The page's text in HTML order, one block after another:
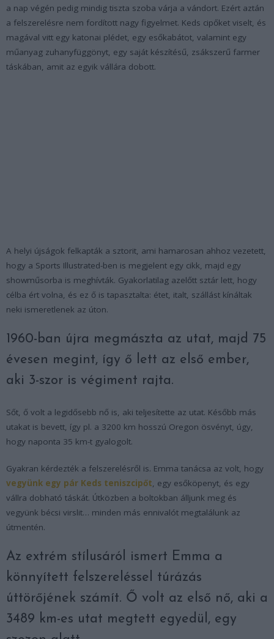
a nap végén pedig mindig tiszta szoba várja a vándort. Ezért aztán
a felszerelésre nem fordított nagy figyelmet. Keds cipőket viselt, és
magával vitt egy katonai plédet, egy esőkabátot, valamint egy
műanyag zuhanyfüggönyt, egy saját készítésű, zsákszerű farmer
táskában, amit az egyik vállára dobott.
A helyi újságok felkapták a sztorit, ami hamarosan ahhoz vezetett,
hogy a Sports Illustrated-ben is megjelent egy cikk, majd egy
showműsorba is meghívták. Gyakorlatilag azelőtt sztár lett, hogy
célba ért volna, és ez ő is tapasztalta: étet, italt, szállást kínáltak
neki ismeretlenek az úton.
1960-ban újra megmászta az utat, majd 75
évesen megint, így ő lett az első ember,
aki 3-szor is végiment rajta.
Sőt, ő volt a legidősebb nő is, aki teljesítette az utat. Később más
utakat is bevett, így pl. a 3200 km hosszú Oregon ösvényt, úgy,
hogy naponta 35 km-t gyalogolt.
Gyakran kérdezték a felszerelésről is. Emma tanácsa az volt, hogy
vegyünk egy pár Keds teniszcipőt, egy esőköpenyt, és egy
vállra dobható táskát. Útközben a boltokban álljunk meg és
vegyünk bécsi virslit… minden más ennivalót megtalálunk az
útmentén.
Az extrém stílusáról ismert Emma a
könnyített felszereléssel túrázás
úttörőjének számít. Ő volt az első nő, aki a
3489 km-es utat megtett egyedül, egy